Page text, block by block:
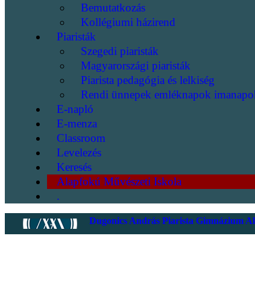
Bemutatkozás
Kollégiumi házirend
Piaristák
Szegedi piaristák
Magyarországi piaristák
Piarista pedagógia és lelkiség
Rendi ünnepek emléknapok
E-napló
E-menza
Classroom
Levelezés
Keresés
Alapfokú Művészeti Iskola
.
Dugonics András Piarista Gimnázium